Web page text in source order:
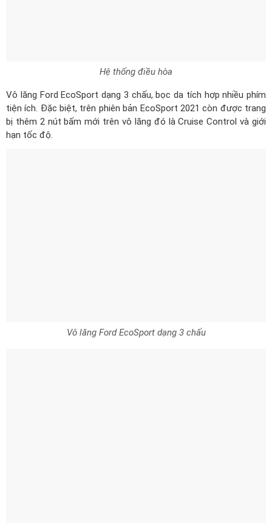
Hệ thống điều hòa
Vô lăng Ford EcoSport dạng 3 chấu, bọc da tích hợp nhiều phím
tiện ích. Đặc biệt, trên phiên bản EcoSport 2021 còn được trang
bị thêm 2 nút bấm mới trên vô lăng đó là Cruise Control và giới
hạn tốc độ.
Vô lăng Ford EcoSport dạng 3 chấu